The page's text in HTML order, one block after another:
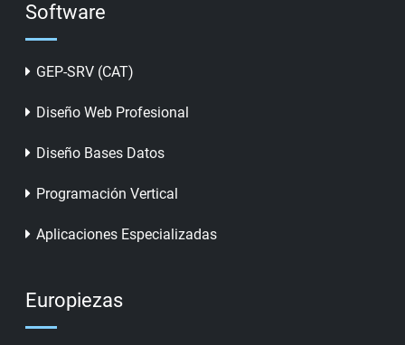
Software
GEP-SRV (CAT)
Diseño Web Profesional
Diseño Bases Datos
Programación Vertical
Aplicaciones Especializadas
Europiezas